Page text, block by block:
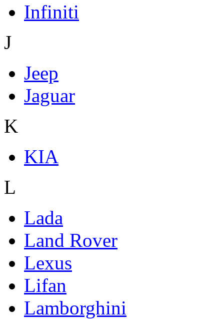
Infiniti
J
Jeep
Jaguar
K
KIA
L
Lada
Land Rover
Lexus
Lifan
Lamborghini